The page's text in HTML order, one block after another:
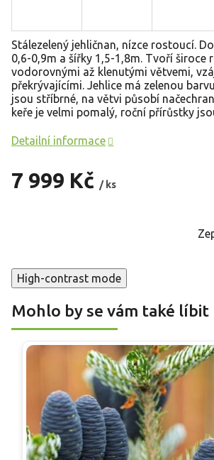
7 999 Kč / ks
Stálezelený jehličnan, nízce rostoucí.
0,6-0,9m a šířky 1,5-1,8m. Tvoří široce
vodorovnými až klenutými větvemi,
překrývajícími. Jehlice má zelenou
jsou stříbrné, na větvi působí
keře je velmi pomalý, roční přírůstky
Detailní informace
High-contrast mode
Mohlo by se vám také líbit